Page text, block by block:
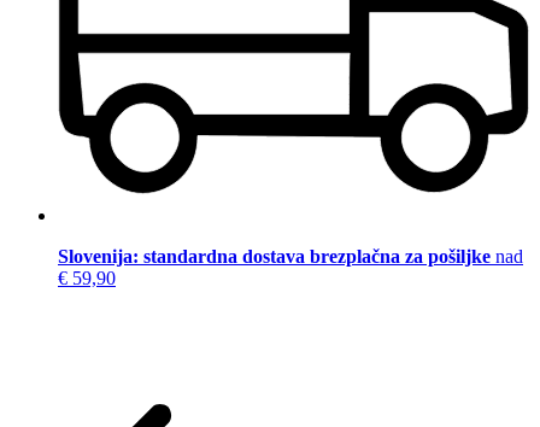
Slovenija: standardna dostava brezplačna za pošiljke nad
€ 59,90